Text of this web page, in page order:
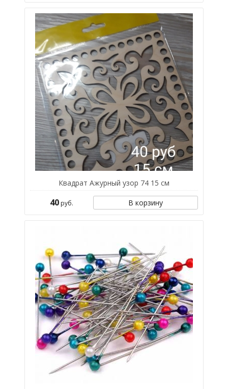
Квадрат Ажурный узор 74 15 см
40 руб. В корзину